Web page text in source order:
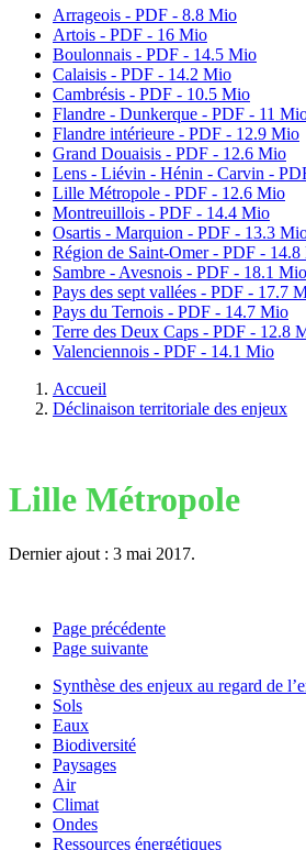
Arrageois - PDF - 8.8 Mio
Artois - PDF - 16 Mio
Boulonnais - PDF - 14.5 Mio
Calaisis - PDF - 14.2 Mio
Cambrésis - PDF - 10.5 Mio
Flandre - Dunkerque - PDF - 11
Flandre intérieure - PDF - 12.9 Mio
Grand Douaisis - PDF - 12.6 Mio
Lens - Liévin - Hénin - Carvin -
Lille Métropole - PDF - 12.6 Mio
Montreuillois - PDF - 14.4 Mio
Osartis - Marquion - PDF - 13.3
Région de Saint-Omer - PDF -
Sambre - Avesnois - PDF - 18.1 Mio
Pays des sept vallées - PDF - 17.7
Pays du Ternois - PDF - 14.7 Mio
Terre des Deux Caps - PDF - 12.8
Valenciennois - PDF - 14.1 Mio
Accueil
Déclinaison territoriale des enjeux
Lille Métropole
Dernier ajout : 3 mai 2017.
Page précédente
Page suivante
Synthèse des enjeux au regard de
Sols
Eaux
Biodiversité
Paysages
Air
Climat
Ondes
Ressources énergétiques